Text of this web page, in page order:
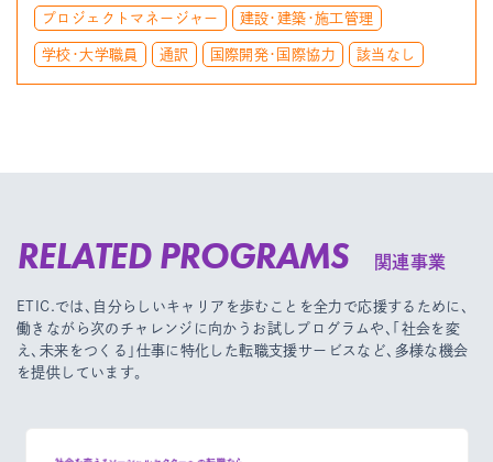
プロジェクトマネージャー 建設・建築・施工管理
学校・大学職員 通訳 国際開発・国際協力 該当なし
RELATED PROGRAMS 関連事業
ETIC.では、自分らしいキャリアを歩むことを全力で応援するために、
働きながら次のチャレンジに向かうお試しプログラムや、
「社会を変
え、未来をつくる」仕事に特化した転職支援サービスなど、多様な機会
を提供しています。